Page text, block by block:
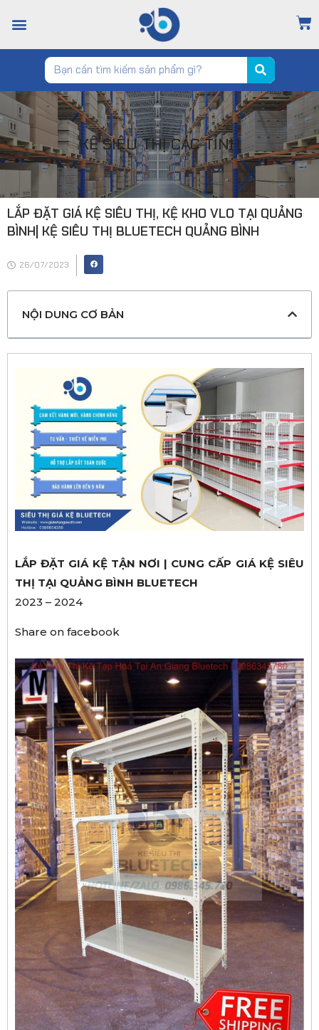
KỆ SIÊU THỊ CÁC TỈNH
LẮP ĐẶT GIÁ KỆ SIÊU THỊ, KỆ KHO VLO TẠI QUẢNG
BÌNH| KỆ SIÊU THỊ BLUETECH QUẢNG BÌNH
26/07/2023
NỘI DUNG CƠ BẢN
LẮP ĐẶT GIÁ KỆ TẬN NƠI | CUNG CẤP GIÁ KỆ SIÊU
THỊ TẠI QUẢNG BÌNH BLUETECH
2023 – 2024
Share on facebook